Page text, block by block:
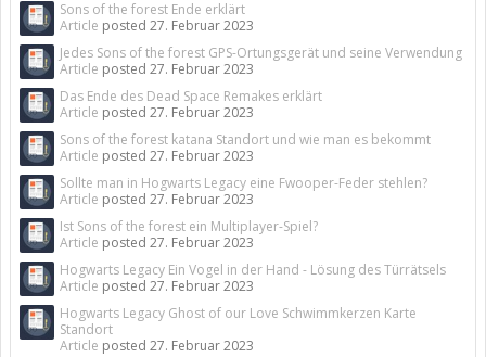
Sons of the forest Ende erklärt
Article posted 27. Februar 2023
Jedes Sons of the forest GPS-Ortungsgerät und seine Verwendung
Article posted 27. Februar 2023
Das Ende des Dead Space Remakes erklärt
Article posted 27. Februar 2023
Sons of the forest katana Standort und wie man es bekommt
Article posted 27. Februar 2023
Sollte man in Hogwarts Legacy eine Fwooper-Feder stehlen?
Article posted 27. Februar 2023
Ist Sons of the forest ein Multiplayer-Spiel?
Article posted 27. Februar 2023
Hogwarts Legacy Ein Vogel in der Hand - Lösung des Türrätsels
Article posted 27. Februar 2023
Hogwarts Legacy Ghost of our Love Schwimmkerzen Karte
Standort
Article posted 27. Februar 2023